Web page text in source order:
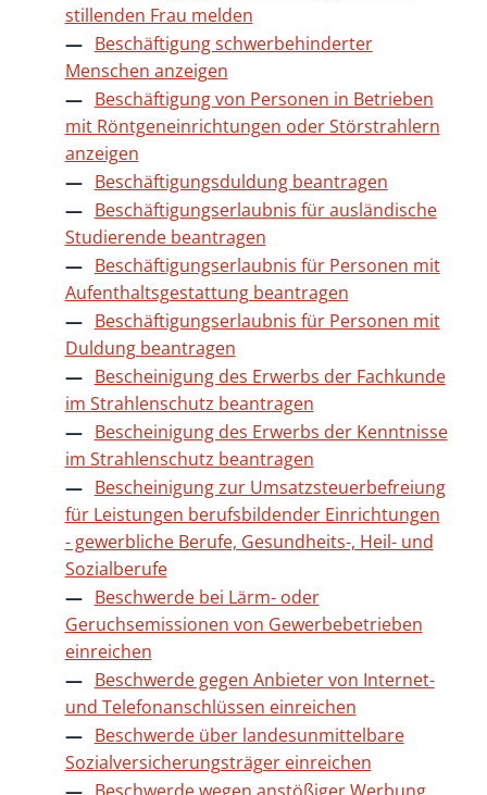
stillenden Frau melden
Beschäftigung schwerbehinderter
Menschen anzeigen
Beschäftigung von Personen in Betrieben
mit Röntgeneinrichtungen oder Störstrahlern
anzeigen
Beschäftigungsduldung beantragen
Beschäftigungserlaubnis für ausländische
Studierende beantragen
Beschäftigungserlaubnis für Personen mit
Aufenthaltsgestattung beantragen
Beschäftigungserlaubnis für Personen mit
Duldung beantragen
Bescheinigung des Erwerbs der Fachkunde
im Strahlenschutz beantragen
Bescheinigung des Erwerbs der Kenntnisse
im Strahlenschutz beantragen
Bescheinigung zur Umsatzsteuerbefreiung
für Leistungen berufsbildender Einrichtungen
- gewerbliche Berufe, Gesundheits-, Heil- und
Sozialberufe
Beschwerde bei Lärm- oder
Geruchsemissionen von Gewerbebetrieben
einreichen
Beschwerde gegen Anbieter von Internet-
und Telefonanschlüssen einreichen
Beschwerde über landesunmittelbare
Sozialversicherungsträger einreichen